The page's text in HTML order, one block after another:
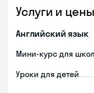
Услуги и цены
Английский язык
Мини-курс для
Уроки для детей